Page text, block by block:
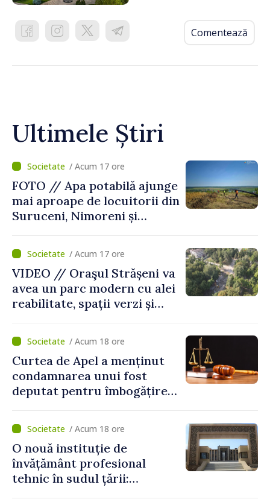
Comentează
Ultimele Știri
/ Acum 17 ore
FOTO // Apa potabilă ajunge
mai aproape de locuitorii din
Suruceni, Nimoreni și
/ Acum 17 ore
VIDEO // Oraşul Strășeni va
avea un parc modern cu alei
reabilitate, spații verzi și
/ Acum 18 ore
Curtea de Apel a menținut
condamnarea unui fost
deputat pentru îmbogățire
statului peste 2,4 milioane
de lei
/ Acum 18 ore
O nouă instituție de
învățământ profesional
tehnic în sudul țării: